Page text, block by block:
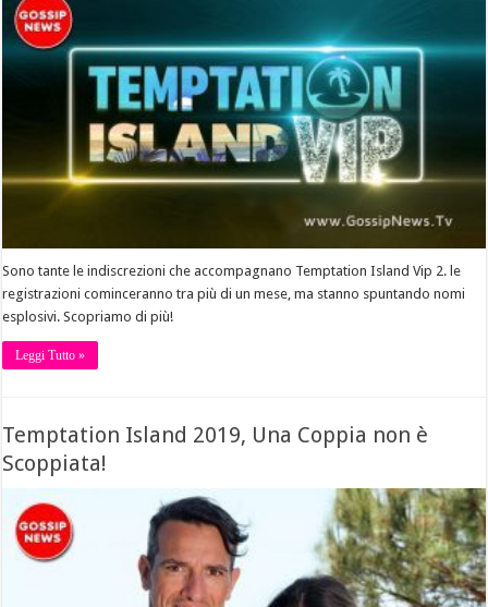
Sono tante le indiscrezioni che accompagnano Temptation Island Vip 2. le
registrazioni cominceranno tra più di un mese, ma stanno spuntando nomi
esplosivi. Scopriamo di più!
Leggi Tutto »
Temptation Island 2019, Una Coppia non è
Scoppiata!